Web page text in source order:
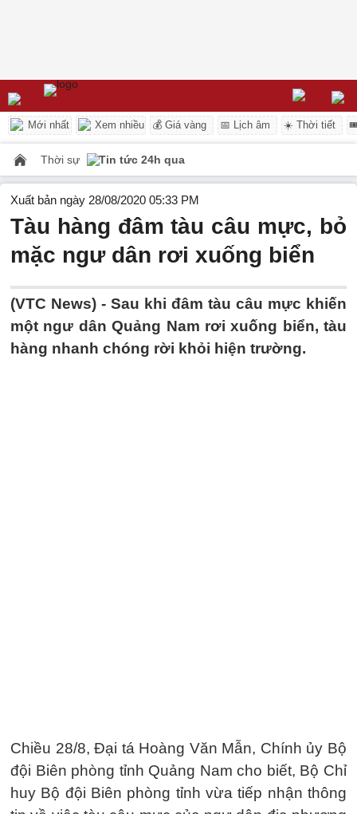
Mới nhất Xem nhiều 💰 Giá vàng 📅 Lịch âm ☀️ Thời tiết
Thời sự Tin tức 24h qua
Xuất bản ngày 28/08/2020 05:33 PM
Tàu hàng đâm tàu câu mực, bỏ
mặc ngư dân rơi xuống biển
(VTC News) - Sau khi đâm tàu câu mực khiến
một ngư dân Quảng Nam rơi xuống biển, tàu
hàng nhanh chóng rời khỏi hiện trường.
Chiều 28/8, Đại tá Hoàng Văn Mẫn, Chính ủy Bộ
đội Biên phòng tỉnh Quảng Nam cho biết, Bộ Chỉ
huy Bộ đội Biên phòng tỉnh vừa tiếp nhận thông